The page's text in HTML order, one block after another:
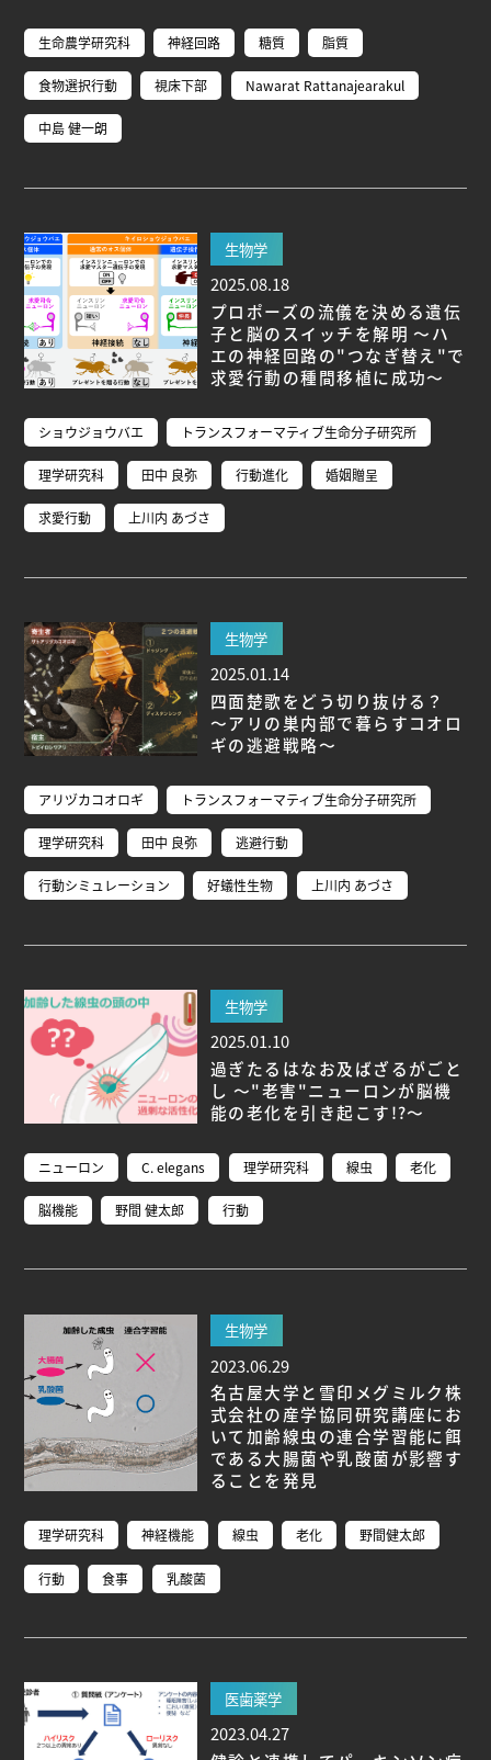
生命農学研究科 神経回路 糖質 脂質
食物選択行動 視床下部 Nawarat Rattanajearakul
中島 健一朗
生物学
2025.08.18
プロポーズの流儀を決める遺伝
子と脳のスイッチを解明 ～ハ
エの神経回路の"つなぎ替え"で
求愛行動の種間移植に成功～
ショウジョウバエ トランスフォーマティブ生命分子研究所
理学研究科 田中 良弥 行動進化 婚姻贈呈
求愛行動 上川内 あづさ
生物学
2025.01.14
四面楚歌をどう切り抜ける？
～アリの巣内部で暮らすコオロ
ギの逃避戦略～
アリヅカコオロギ トランスフォーマティブ生命分子研究所
理学研究科 田中 良弥 逃避行動
行動シミュレーション 好蟻性生物 上川内 あづさ
生物学
2025.01.10
過ぎたるはなお及ばざるがごと
し ～"老害"ニューロンが脳機
能の老化を引き起こす!?～
ニューロン C. elegans 理学研究科 線虫 老化
脳機能 野間 健太郎 行動
生物学
2023.06.29
名古屋大学と雪印メグミルク株
式会社の産学協同研究講座にお
いて加齢線虫の連合学習能に餌
である大腸菌や乳酸菌が影響す
ることを発見
理学研究科 神経機能 線虫 老化 野間健太郎
行動 食事 乳酸菌
医歯薬学
2023.04.27